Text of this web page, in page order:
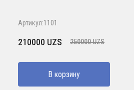
Артикул:1101
250000UZS
Первоначальная
составляла
250000 UZS.
210000 UZS
Текущая
210000 UZS.
В корзину